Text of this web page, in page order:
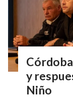
y
Niño